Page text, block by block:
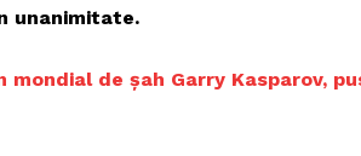
unanimitate.
mondial de şah Garry Kasparov,